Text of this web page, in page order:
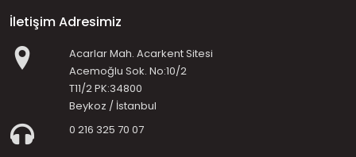
İletişim Adresimiz
Acarlar Mah. Acarkent Sitesi
Acemoğlu Sok. No:10/2
T11/2 PK:34800
Beykoz / İstanbul
0 216 325 70 07